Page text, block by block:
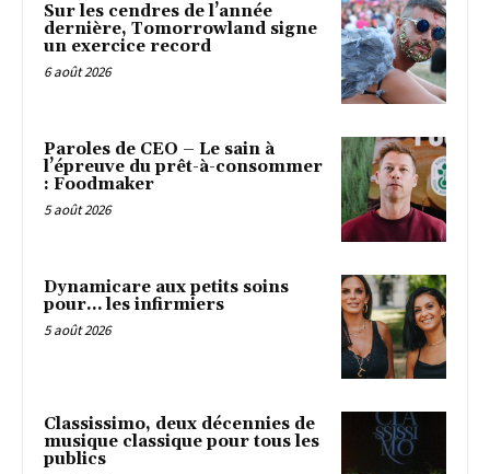
Sur les cendres de l’année
dernière, Tomorrowland signe
un exercice record
6 août 2026
Paroles de CEO – Le sain à
l’épreuve du prêt-à-consommer
: Foodmaker
5 août 2026
Dynamicare aux petits soins
pour… les infirmiers
5 août 2026
Classissimo, deux décennies de
musique classique pour tous les
publics